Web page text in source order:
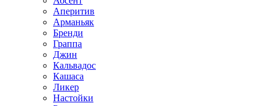
Аперитив
Арманьяк
Бренди
Граппа
Джин
Кальвадос
Кашаса
Ликер
Настойки